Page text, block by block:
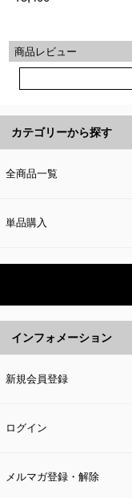
商品レビュー
カテゴリーから探す
全商品一覧
単品購入
インフォメーション
新規会員登録
ログイン
メルマガ登録・解除